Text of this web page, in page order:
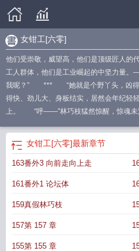
女钳工[六零]
他们受崇敬，威望高，他们是顶级匠人的
工人群体，他们是工业崛起的中坚力量
我呢？” *** “她就是个野丫头，凶得
得快、劲儿大、身板结实，居然会年纪轻
上。 “呼——”林巧枝猛然惊醒，惊魂
一个个或娇软、或咸鱼、或肤白貌美的女
大院、海岛随军、替人养娃，然后生
枝沉默：“……” 咋个都讲嫁男人？怪
使其高兴都是天大的功劳——“我的八级
丫头忍不住想，这样厉害的人，为什么
境的用法！ 后来， “在很多人眼里，
了进来，在所有人震撼的注视中，一步
女钳工[六零]最新章节
163番外3 向前走向上走
161番外1 论坛体
159真假林巧枝
157第 157 章
155第 155 章